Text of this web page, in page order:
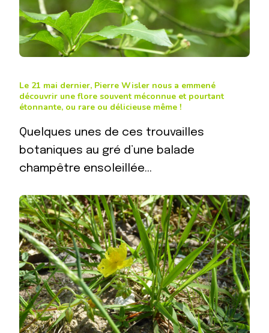
Le 21 mai dernier, Pierre Wisler nous a emmené
découvrir une flore souvent méconnue et pourtant
étonnante, ou rare ou délicieuse même !
Quelques unes de ces trouvailles
botaniques au gré d’une balade
champêtre ensoleillée…